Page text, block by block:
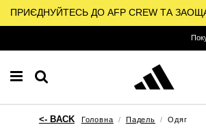
ПРИЄДНУЙТЕСЬ ДО AFP CREW ТА
Головна Падель Одяг